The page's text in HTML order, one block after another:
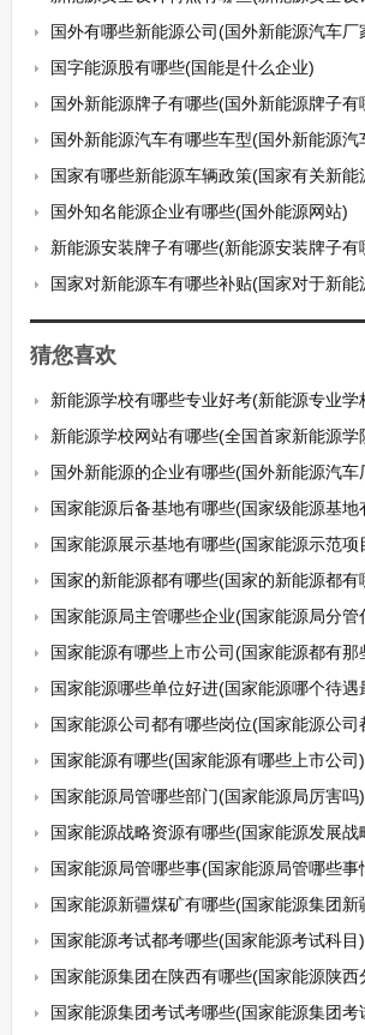
国外有哪些新能源公司(国外新能源汽车厂
国字能源股有哪些(国能是什么企业)
国外新能源牌子有哪些(国外新能源牌子有
国外新能源汽车有哪些车型(国外新能源汽
国家有哪些新能源车辆政策(国家有关新能
国外知名能源企业有哪些(国外能源网站)
新能源安装牌子有哪些(新能源安装牌子有
国家对新能源车有哪些补贴(国家对于新能
猜您喜欢
新能源学校有哪些专业好考(新能源专业学
新能源学校网站有哪些(全国首家新能源学
国外新能源的企业有哪些(国外新能源汽车
国家能源后备基地有哪些(国家级能源基地
国家能源展示基地有哪些(国家能源示范项
国家的新能源都有哪些(国家的新能源都有
国家能源局主管哪些企业(国家能源局分管
国家能源有哪些上市公司(国家能源都有那
国家能源哪些单位好进(国家能源哪个待遇
国家能源公司都有哪些岗位(国家能源公司
国家能源有哪些(国家能源有哪些上市公司)
国家能源局管哪些部门(国家能源局厉害吗)
国家能源战略资源有哪些(国家能源发展战
国家能源局管哪些事(国家能源局管哪些事
国家能源新疆煤矿有哪些(国家能源集团新
国家能源考试都考哪些(国家能源考试科目)
国家能源集团在陕西有哪些(国家能源陕西
国家能源集团考试考哪些(国家能源集团考